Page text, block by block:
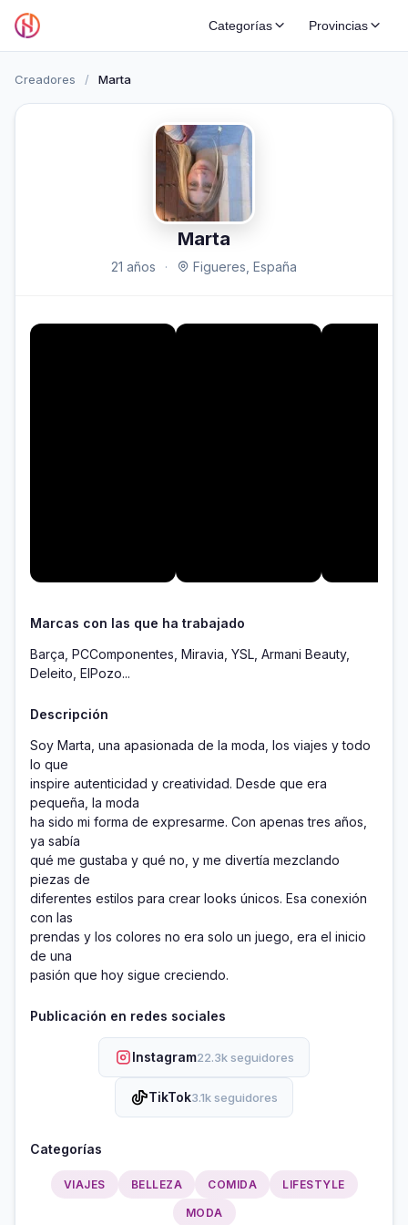
Categorías Provincias
Creadores / Marta
Marta
21 años · Figueres, España
Marcas con las que ha trabajado
Barça, PCComponentes, Miravia, YSL, Armani Beauty,
Deleito, ElPozo...
Descripción
Soy Marta, una apasionada de la moda, los viajes y todo
lo que
inspire autenticidad y creatividad. Desde que era
pequeña, la moda
ha sido mi forma de expresarme. Con apenas tres años,
ya sabía
qué me gustaba y qué no, y me divertía mezclando
piezas de
diferentes estilos para crear looks únicos. Esa conexión
con las
prendas y los colores no era solo un juego, era el inicio
de una
Publicación en redes sociales
Instagram22.3k seguidores
TikTok3.1k seguidores
Categorías
VIAJES BELLEZA COMIDA LIFESTYLE
MODA